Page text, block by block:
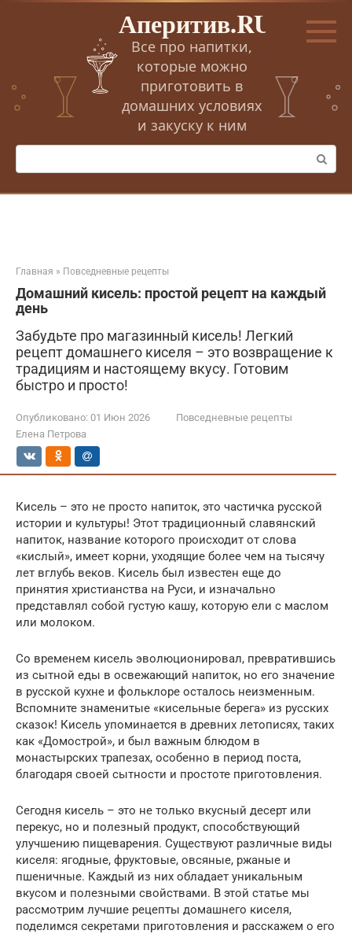
Перейти
Аперитив.RU
Все про напитки,
которые можно
приготовить в
домашних условиях
и закуску к ним
Поиск:
Главная » Повседневные рецепты
Домашний кисель: простой рецепт на каждый
день
Забудьте про магазинный кисель! Легкий
рецепт домашнего киселя – это возвращение к
традициям и настоящему вкусу. Готовим
быстро и просто!
Опубликовано: 01 Июн 2026
Повседневные рецепты
Елена Петрова
Кисель – это не просто напиток, это частичка русской
истории и культуры! Этот традиционный славянский
напиток, название которого происходит от слова
«кислый», имеет корни, уходящие более чем на тысячу
лет вглубь веков. Кисель был известен еще до
принятия христианства на Руси, и изначально
представлял собой густую кашу, которую ели с маслом
или молоком.
Со временем кисель эволюционировал, превратившись
из сытной еды в освежающий напиток, но его значение
в русской кухне и фольклоре осталось неизменным.
Вспомните знаменитые «кисельные берега» из русских
сказок! Кисель упоминается в древних летописях, таких
как «Домострой», и был важным блюдом в
монастырских трапезах, особенно в период поста,
благодаря своей сытности и простоте приготовления.
Сегодня кисель – это не только вкусный десерт или
перекус, но и полезный продукт, способствующий
улучшению пищеварения. Существуют различные виды
киселя: ягодные, фруктовые, овсяные, ржаные и
пшеничные. Каждый из них обладает уникальным
вкусом и полезными свойствами. В этой статье мы
рассмотрим лучшие рецепты домашнего киселя,
поделимся секретами приготовления и расскажем о его